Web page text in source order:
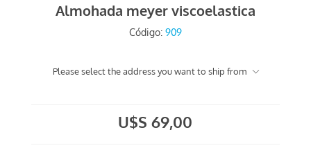
Almohada meyer viscoelastica
Código: 909
Please select the address you want to ship from
U$S 69,00